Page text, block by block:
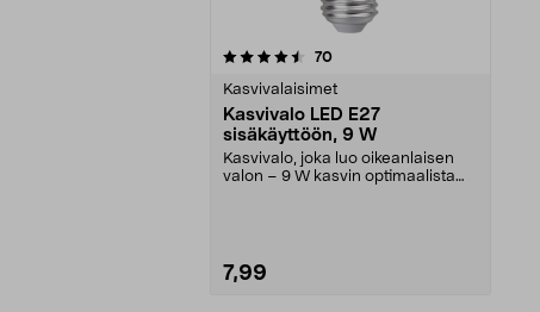
70arvostelut
Kasvivalaisimet
Kasvivalo LED E27
sisäkäyttöön, 9 W
Kasvivalo, joka luo oikeanlaisen
valon – 9 W kasvin optimaalista
7,99